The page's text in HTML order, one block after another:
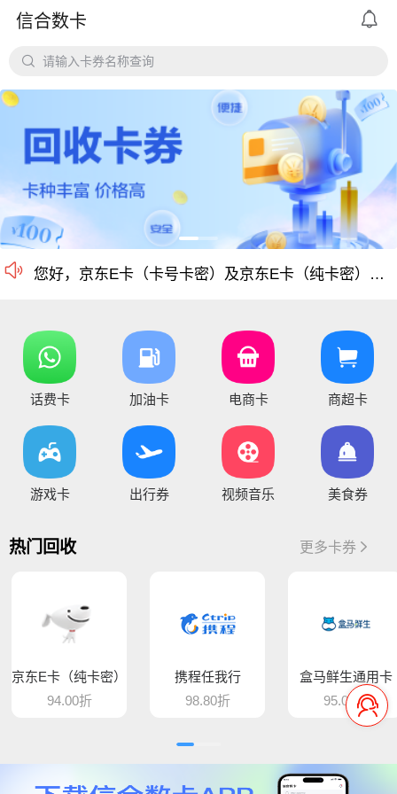
信合数卡 
 请输入卡券名称查询

尊敬的信合用户您好：目前银行卡，支付宝提现已恢复正常 ，欢迎提卡
通知：支付宝提现通道暂时维护，恢复另行通知，带来的不便敬请谅解！
您好，京东E卡（卡号卡密）及京东E卡（纯卡密）50-5000面值卡已维护 ，请贵司及时做好调整 ，恢复待通知
您好，通兑一卡通临时维护，麻烦暂停提交订单，恢复通知！
将于15:30维护，恢复待通知
您好，目前银行卡提现暂时维护，恢复待通知，给您
平台新增百商一卡通，销卡较快，欢迎提交！
您好 平台新增中百提货券 骏卡益汇卡 骏卡随心卡 欢迎大家前来提交
平台对京东e卡、携程任我行长期有大量需求，欢迎有各类有相关资源的个人和企业长期合作。
价格公道、稳定需求，长期回收京东E卡、携程卡。
仅支持合法合规的正规卡合作，您可以直接在平台
信合长期大量回收各类礼品卡、游戏点卡、话费卡、
京东E卡500面值以上寄售回收价格上调至965折
电商卡如京东卡、沃尔玛、盒马卡、瑞祥卡、天猫卡、苏宁、携程等等
话费卡 加油卡 电商卡 商超卡
游戏卡 出行券 视频音乐 美食券
热门回收 更多卡券
京东E卡（纯卡密）
94.00折
携程任我行
98.80折
盒马鲜生通用卡
95.00折